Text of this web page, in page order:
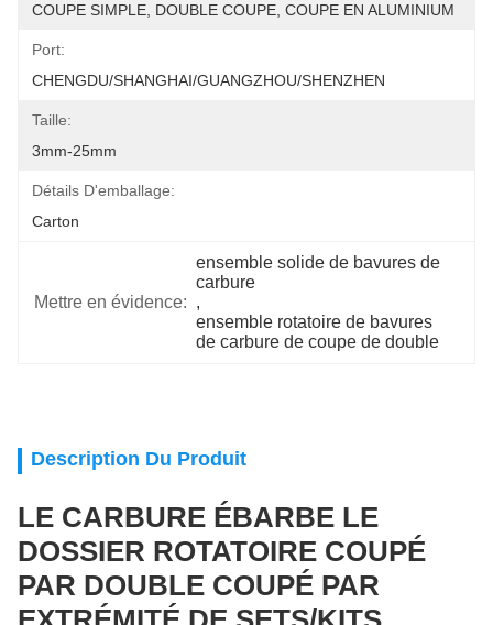
COUPE SIMPLE, DOUBLE COUPE, COUPE EN ALUMINIUM
Port:
CHENGDU/SHANGHAI/GUANGZHOU/SHENZHEN
Taille:
3mm-25mm
Détails D'emballage:
Carton
Mettre en évidence:
ensemble solide de bavures de
carbure
,
ensemble rotatoire de bavures
de carbure de coupe de double
Description Du Produit
LE CARBURE ÉBARBE LE
DOSSIER ROTATOIRE COUPÉ
PAR DOUBLE COUPÉ PAR